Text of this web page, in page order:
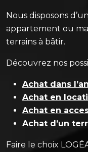
Nous disposons
appartement ou
terrains à bâtir.
Découvrez nos
Achat dans
Achat en
Achat en
Achat d’un
Faire le choix